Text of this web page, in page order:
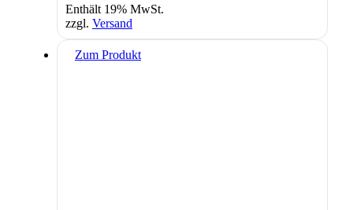
Enthält 19% MwSt.
zzgl. Versand
Zum Produkt